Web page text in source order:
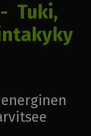
Tuki,